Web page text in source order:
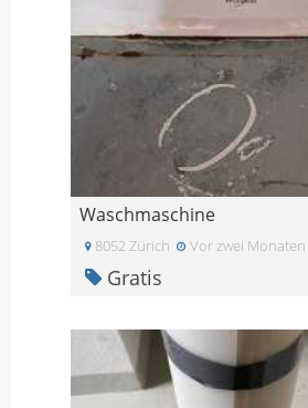
Waschmaschine
8052 Zürich Vor zwei Monaten
Gratis